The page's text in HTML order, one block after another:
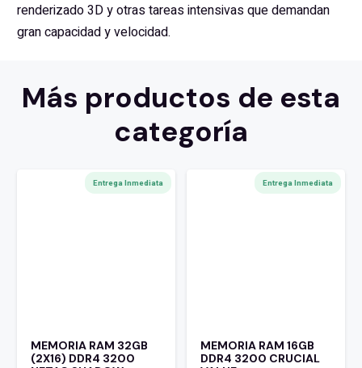
renderizado 3D y otras tareas intensivas que demandan
gran capacidad y velocidad.
Más productos de esta
categoría
Entrega Inmediata
MEMORIA RAM 32GB
(2X16) DDR4 3200
Entrega Inmediata
MEMORIA RAM 16GB
DDR4 3200 CRUCIAL